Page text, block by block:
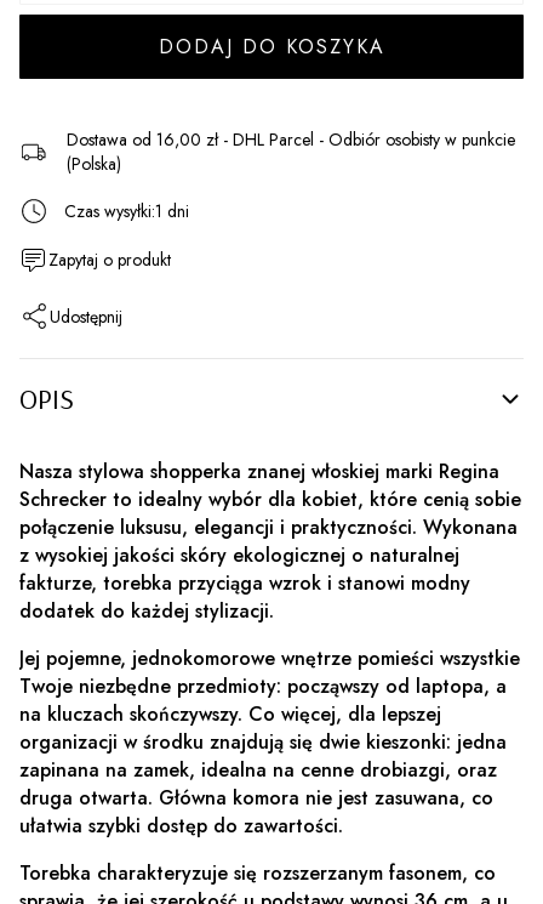
DODAJ DO KOSZYKA
Dostawa od 16,00 zł - DHL Parcel - Odbiór osobisty w punkcie
(Polska)
Czas wysyłki:1 dni
Zapytaj o produkt
Udostępnij
OPIS
Nasza stylowa shopperka znanej włoskiej marki Regina
Schrecker to idealny wybór dla kobiet, które cenią sobie
połączenie luksusu, elegancji i praktyczności. Wykonana
z wysokiej jakości skóry ekologicznej o naturalnej
fakturze, torebka przyciąga wzrok i stanowi modny
dodatek do każdej stylizacji.
Jej pojemne, jednokomorowe wnętrze pomieści wszystkie
Twoje niezbędne przedmioty: począwszy od laptopa, a
na kluczach skończywszy. Co więcej, dla lepszej
organizacji w środku znajdują się dwie kieszonki: jedna
zapinana na zamek, idealna na cenne drobiazgi, oraz
druga otwarta. Główna komora nie jest zasuwana, co
ułatwia szybki dostęp do zawartości.
Torebka charakteryzuje się rozszerzanym fasonem, co